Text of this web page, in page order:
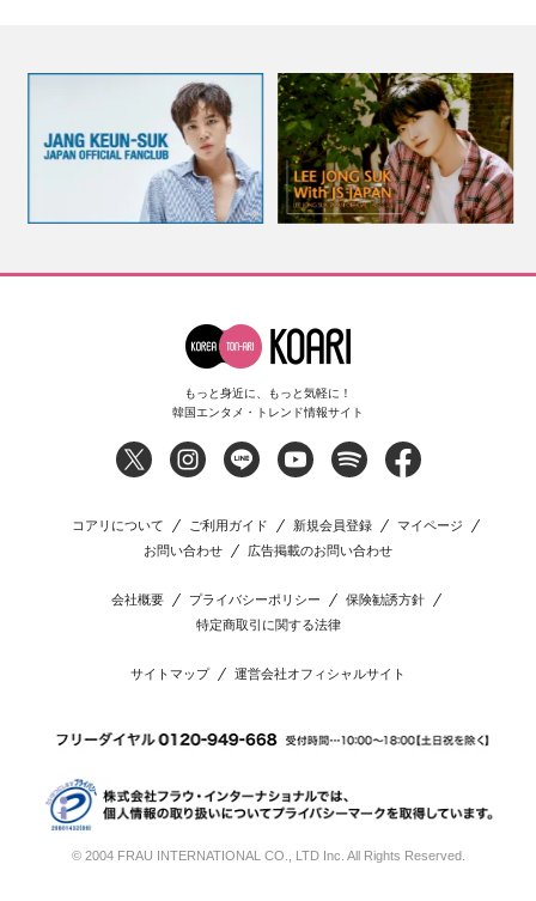
もっと身近に、もっと気軽に！
韓国エンタメ・トレンド情報サイト
コアリについて ご利用ガイド 新規会員登録
マイページ
お問い合わせ
広告掲載のお問い合わせ
会社概要 プライバシーポリシー
保険勧誘方針
特定商取引に関する法律
サイトマップ 運営会社オフィシャルサイト
© 2004 FRAU INTERNATIONAL CO., LTD Inc. All Rights Reserved.